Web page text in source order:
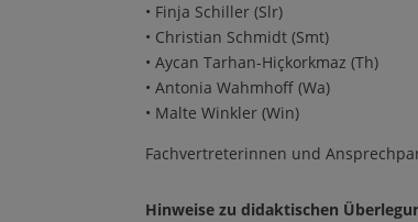
• Finja Schiller (Slr)
• Christian Schmidt (Smt)
• Aycan Tarhan-Hiçkorkmaz (Th)
• Antonia Wahmhoff (Wa)
• Malte Winkler (Win)
Fachvertreterinnen und
Hinweise zu didaktischen Ü